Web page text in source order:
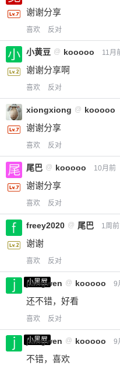
谢谢分享
喜欢 反对
小黄豆 @ kooooo 11月
谢谢分享啊
喜欢 反对
xiongxiong @ kooooo
谢谢分享
喜欢 反对
尾巴 @ kooooo 10月前
谢谢分享
喜欢 反对
freey2020 @ 尾巴 1周前
谢谢
喜欢 反对
小黑屋
jiangwen @ kooooo 9
还不错，好看
喜欢 反对
小黑屋
jiangwen @ kooooo 9
不错，喜欢